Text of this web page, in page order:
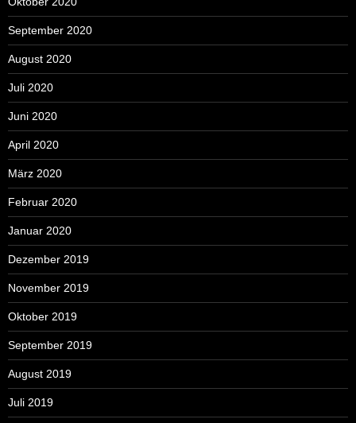
September 2020
August 2020
Juli 2020
Juni 2020
April 2020
März 2020
Februar 2020
Januar 2020
Dezember 2019
November 2019
Oktober 2019
September 2019
August 2019
Juli 2019